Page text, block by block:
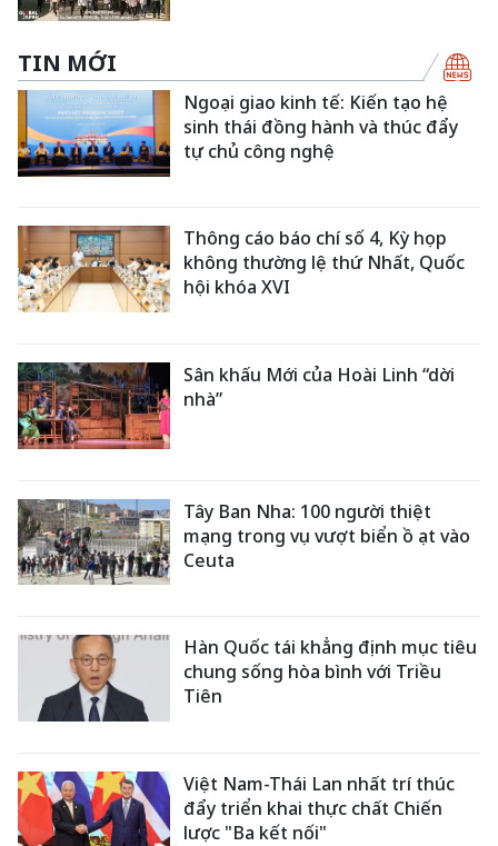
TIN MỚI
Ngoại giao kinh tế: Kiến tạo hệ
sinh thái đồng hành và thúc đẩy
tự chủ công nghệ
Thông cáo báo chí số 4, Kỳ họp
không thường lệ thứ Nhất, Quốc
hội khóa XVI
Sân khấu Mới của Hoài Linh “dời
nhà”
Tây Ban Nha: 100 người thiệt
mạng trong vụ vượt biển ồ ạt vào
Ceuta
Hàn Quốc tái khẳng định mục tiêu
chung sống hòa bình với Triều
Tiên
Việt Nam-Thái Lan nhất trí thúc
đẩy triển khai thực chất Chiến
lược "Ba kết nối"